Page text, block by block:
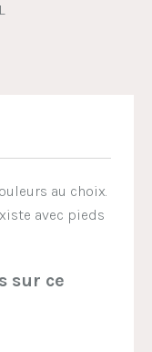
au choix.
avec pieds
sur ce